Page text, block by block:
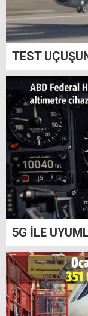
TEST
5G İLE